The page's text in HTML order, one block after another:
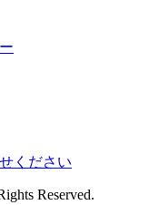
ください
Reserved.